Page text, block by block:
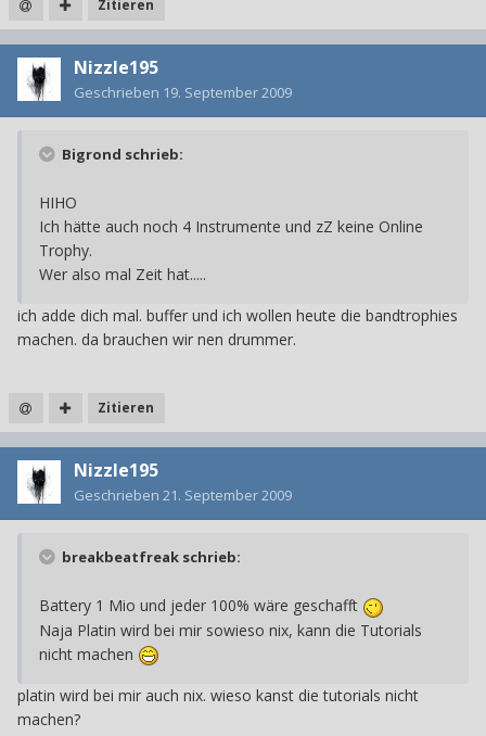
Zitieren
Nizzle195
Geschrieben 19. September 2009
Bigrond schrieb:
HIHO
Ich hätte auch noch 4 Instrumente und zZ keine Online
Trophy.
Wer also mal Zeit hat.....
ich adde dich mal. buffer und ich wollen heute die bandtrophies
machen. da brauchen wir nen drummer.
Zitieren
Nizzle195
Geschrieben 21. September 2009
breakbeatfreak schrieb:
Battery 1 Mio und jeder 100% wäre geschafft
Naja Platin wird bei mir sowieso nix, kann die Tutorials
nicht machen
platin wird bei mir auch nix. wieso kanst die tutorials nicht
machen?